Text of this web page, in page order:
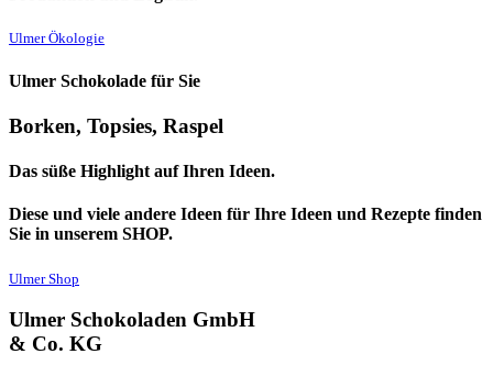
Ulmer Ökologie
Ulmer Schokolade für Sie
Borken, Topsies, Raspel
Das süße Highlight auf Ihren Ideen.
Diese und viele andere Ideen für Ihre Ideen und Rezepte finden
Sie in unserem SHOP.
Ulmer Shop
Ulmer Schokoladen GmbH
& Co. KG